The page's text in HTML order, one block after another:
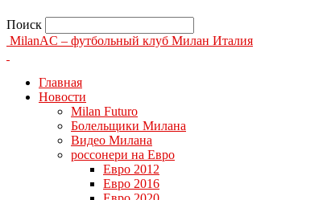
Поиск
MilanAC – футбольный клуб Милан Италия
Главная
Новости
Milan Futuro
Болельщики Милана
Видео Милана
россонери на Евро
Евро 2012
Евро 2016